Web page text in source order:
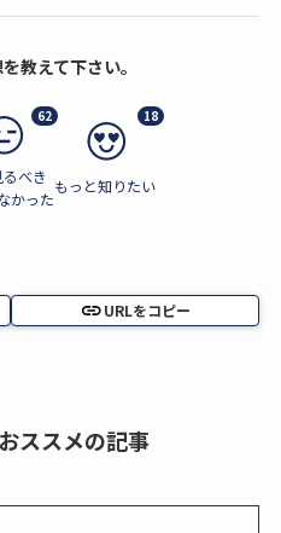
教えて下さい。
62
べき
かった
18
もっと知りたい
URLをコピー
ススメの記事